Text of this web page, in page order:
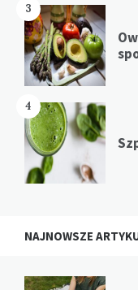
3
4
NAJNOWSZE